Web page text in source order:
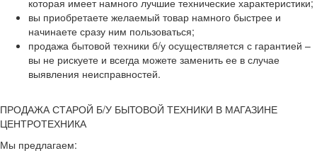
которая имеет намного лучшие технические характеристики;
вы приобретаете желаемый товар намного быстрее и
начинаете сразу ним пользоваться;
продажа бытовой техники б/у осуществляется с гарантией –
вы не рискуете и всегда можете заменить ее в случае
выявления неисправностей.
ПРОДАЖА СТАРОЙ Б/У БЫТОВОЙ ТЕХНИКИ В МАГАЗИНЕ
ЦЕНТРОТЕХНИКА
Мы предлагаем: